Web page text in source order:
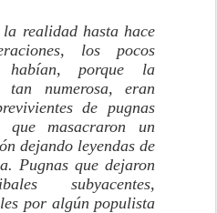
realidad hasta hace
los pocos
habían, porque la
numerosa, eran
de pugnas
que masacraron un
dejando leyendas de
Pugnas que dejaron
subyacentes,
por algún populista